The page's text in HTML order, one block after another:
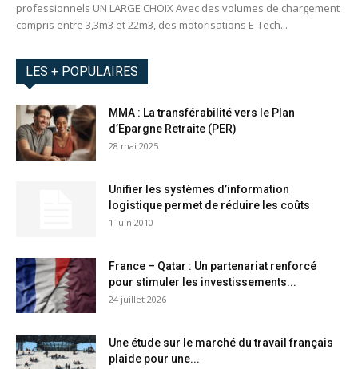
professionnels UN LARGE CHOIX Avec des volumes de chargement
compris entre 3,3m3 et 22m3, des motorisations E-Tech...
LES + POPULAIRES
MMA : La transférabilité vers le Plan
d’Epargne Retraite (PER)
28 mai 2025
Unifier les systèmes d’information
logistique permet de réduire les coûts
1 juin 2010
France – Qatar : Un partenariat renforcé
pour stimuler les investissements...
24 juillet 2026
Une étude sur le marché du travail français
plaide pour une...